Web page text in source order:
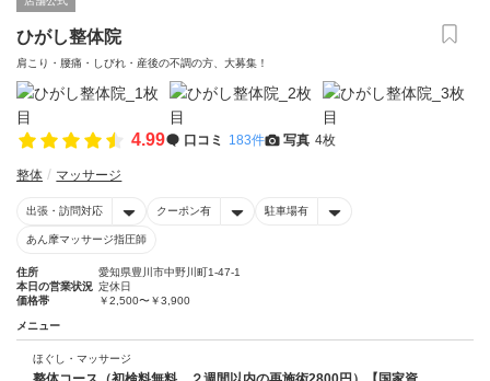
ひがし整体院
肩こり・腰痛・しびれ・産後の不調の方、大募集！
4.99 口コミ 183件 写真 4枚
整体 マッサージ
出張・訪問対応 クーポン有 駐車場有
あん摩マッサージ指圧師
住所
愛知県豊川市中野川町1-47-1
本日の営業状況 定休日
価格帯
￥2,500〜￥3,900
メニュー
ほぐし・マッサージ